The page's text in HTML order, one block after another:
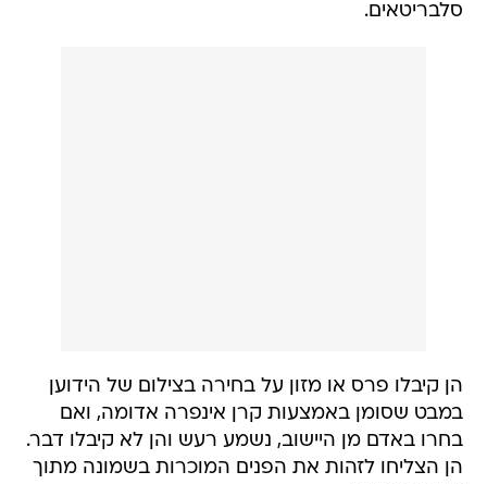
סלבריטאים.
הן קיבלו פרס או מזון על בחירה בצילום של הידוען
במבט שסומן באמצעות קרן אינפרה אדומה, ואם
בחרו באדם מן היישוב, נשמע רעש והן לא קיבלו דבר.
הן הצליחו לזהות את הפנים המוכרות בשמונה מתוך